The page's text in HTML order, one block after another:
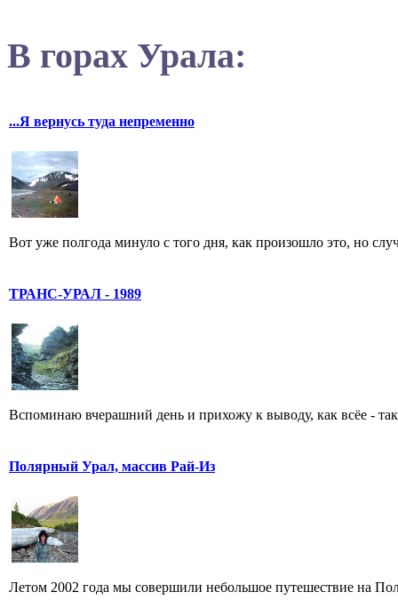
В горах Урала:
...Я вернусь туда непременно
Вот уже полгода минуло с того дня, как произошло это, но
ТРАНС-УРАЛ - 1989
Вспоминаю вчерашний день и прихожу к выводу, как всёе -
Полярный Урал, массив Рай-Из
Летом 2002 года мы совершили небольшое путешествие на